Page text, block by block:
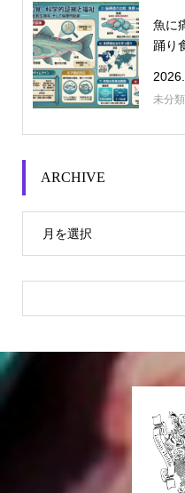
魚に
踊り
未分類
ARCHIVE
月を選択